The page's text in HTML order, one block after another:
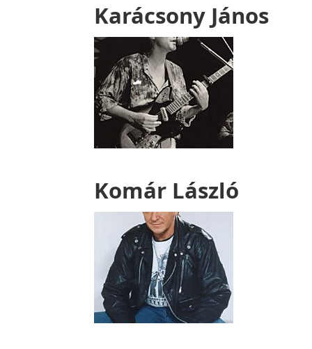
Karácsony János
Komár László